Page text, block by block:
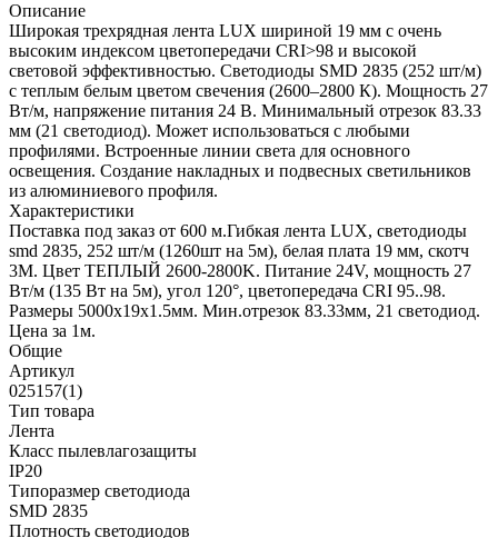
Описание
Широкая трехрядная лента LUX шириной 19 мм с очень
высоким индексом цветопередачи CRI>98 и высокой
световой эффективностью. Светодиоды SMD 2835 (252 шт/м)
с теплым белым цветом свечения (2600–2800 К). Мощность 27
Вт/м, напряжение питания 24 В. Минимальный отрезок 83.33
мм (21 светодиод). Может использоваться с любыми
профилями. Встроенные линии света для основного
освещения. Создание накладных и подвесных светильников
из алюминиевого профиля.
Характеристики
Поставка под заказ от 600 м.Гибкая лента LUX, светодиоды
smd 2835, 252 шт/м (1260шт на 5м), белая плата 19 мм, скотч
3М. Цвет ТЕПЛЫЙ 2600-2800K. Питание 24V, мощность 27
Вт/м (135 Вт на 5м), угол 120°, цветопередача CRI 95..98.
Размеры 5000х19x1.5мм. Мин.отрезок 83.33мм, 21 светодиод.
Цена за 1м.
Общие
Артикул
025157(1)
Тип товара
Лента
Класс пылевлагозащиты
IP20
Типоразмер светодиода
SMD 2835
Плотность светодиодов